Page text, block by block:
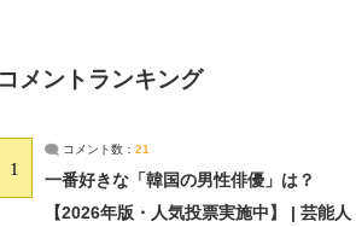
コメントランキング
1
コメント数： 21
一番好きな「韓国の男性俳優」は？
【2026年版・人気投票実施中】 | 芸能人